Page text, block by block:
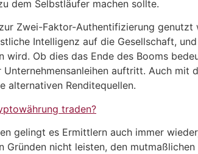
dem Selbstläufer machen sollte.
Zwei-Faktor-Authentifizierung
Intelligenz auf die Gesellschaft,
wird. Ob dies das Ende des Booms
auftritt. Auch mit
alternativen Renditequellen.
traden?
gelingt es Ermittlern auch immer
nicht leisten, den